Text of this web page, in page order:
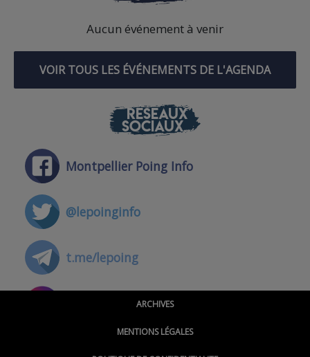
Aucun événement à venir
VOIR TOUS LES ÉVÉNEMENTS DE L'AGENDA
RÉSEAUX
SOCIAUX
Montpellier Poing Info
@lepoinginfo
t.me/lepoing
@montpellierpoinginfo
ARCHIVES
MENTIONS LÉGALES